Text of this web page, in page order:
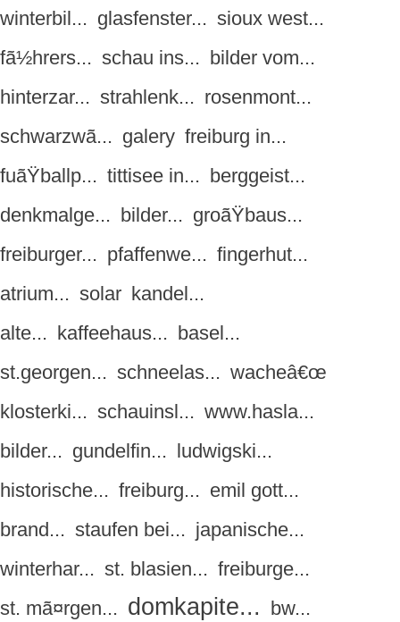
winterbil... glasfenster... sioux west...
fã½hrers... schau ins... bilder vom...
hinterzar... strahlenk... rosenmont...
schwarzwã... galery freiburg in...
fuãŸballp... tittisee in... berggeist...
denkmalge... bilder... groãŸbaus...
freiburger... pfaffenwe... fingerhut...
atrium... solar kandel...
alte... kaffeehaus... basel...
st.georgen... schneelas... wacheâ€œ
klosterki... schauinsl... www.hasla...
bilder... gundelfin... ludwigski...
historische... freiburg... emil gott...
brand... staufen bei... japanische...
winterhar... st. blasien... freiburge...
st. mã¤rgen... domkapite... bw...